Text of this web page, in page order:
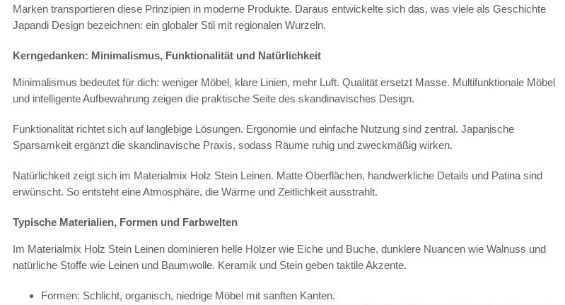
Marken transportieren diese Prinzipien in moderne Produkte. Daraus entwickelte sich das, was viele als Geschichte
Japandi Design bezeichnen: ein globaler Stil mit regionalen Wurzeln.
Kerngedanken: Minimalismus, Funktionalität und Natürlichkeit
Minimalismus bedeutet für dich: weniger Möbel, klare Linien, mehr Luft. Qualität ersetzt Masse. Multifunktionale Möbel
und intelligente Aufbewahrung zeigen die praktische Seite des skandinavisches Design.
Funktionalität richtet sich auf langlebige Lösungen. Ergonomie und einfache Nutzung sind zentral. Japanische
Sparsamkeit ergänzt die skandinavische Praxis, sodass Räume ruhig und zweckmäßig wirken.
Natürlichkeit zeigt sich im Materialmix Holz Stein Leinen. Matte Oberflächen, handwerkliche Details und Patina sind
erwünscht. So entsteht eine Atmosphäre, die Wärme und Zeitlichkeit ausstrahlt.
Typische Materialien, Formen und Farbwelten
Im Materialmix Holz Stein Leinen dominieren helle Hölzer wie Eiche und Buche, dunklere Nuancen wie Walnuss und
natürliche Stoffe wie Leinen und Baumwolle. Keramik und Stein geben taktile Akzente.
Formen: Schlicht, organisch, niedrige Möbel mit sanften Kanten.